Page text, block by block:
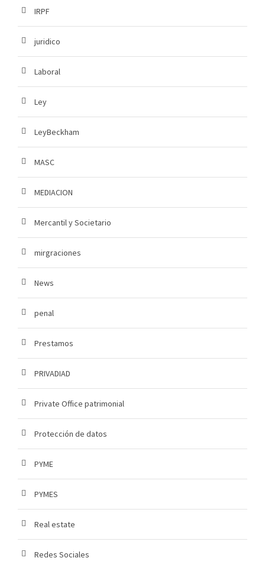
IRPF
juridico
Laboral
Ley
LeyBeckham
MASC
MEDIACION
Mercantil y Societario
mirgraciones
News
penal
Prestamos
PRIVADIAD
Private Office patrimonial
Protección de datos
PYME
PYMES
Real estate
Redes Sociales